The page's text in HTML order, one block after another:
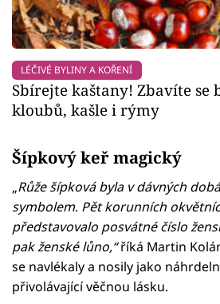
LÉČIVÉ BYLINY A KOŘENÍ
Sbírejte kaštany! Zbavíte se
kloubů, kašle i rýmy
Šípkový keř magický
„Růže šípková byla v dávných
symbolem. Pět korunních
představovalo posvátné číslo
pak ženské lůno,“říká Martin
se navlékaly a nosily jako
přivolávající věčnou lásku.